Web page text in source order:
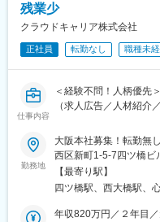
残業少
クラウドキャリア株式会社
正社員 転勤なし 職種未
仕事内容
＜経験不問！人柄優先
（求人広告／人材紹介
勤務地
大阪本社募集！転勤無
西区新町1-5-7四ツ橋ビ
橋」駅直結・「心斎橋
フィスです！
【最寄り駅】
四ツ橋駅、西大橋駅、
年収820万円／２年目